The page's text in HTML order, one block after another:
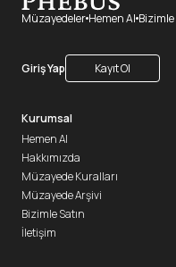
Müzayedeler Hemen Al Bizimle
Giriş Yap Kayıt Ol
Kurumsal
Hemen Al
Hakkımızda
Müzayede Kuralları
Müzayede Arşivi
Bizimle Satın
İletişim